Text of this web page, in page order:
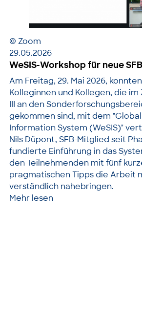
© Zoom
29.05.2026
WeSIS-Workshop für neue
Am Freitag, 29. Mai 2026,
Kolleginnen und Kollegen, die im
III an den
gekommen sind, mit dem
Information System (WeSIS)"
Nils Düpont, SFB-Mitglied seit
fundierte Einführung in das
den Teilnehmenden mit fünf
pragmatischen Tipps die Arbeit
verständlich nahebringen.
Mehr lesen